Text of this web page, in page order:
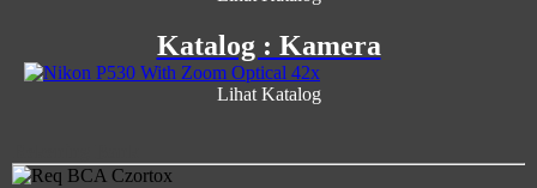
Katalog : Kamera
Lihat Katalog